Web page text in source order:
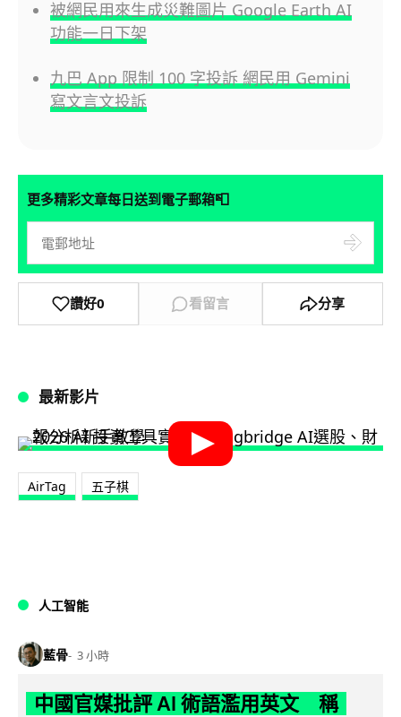
被網民用來生成災難圖片 Google Earth AI
功能一日下架
九巴 App 限制 100 字投訴 網民用 Gemini
寫文言文投訴
更多精彩文章每日送到電子郵箱📮
讚好0 看留言 分享
最新影片
AirTag 五子棋
人工智能
藍骨 3 小時
中國官媒批評 AI 術語濫用英文 稱